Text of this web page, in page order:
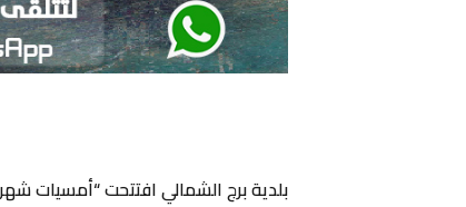
بلدية برج الشمالي افتتحت “أمسيات